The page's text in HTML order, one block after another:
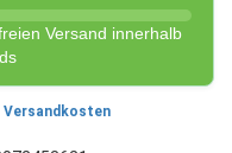
Versand innerhalb
Versandkosten